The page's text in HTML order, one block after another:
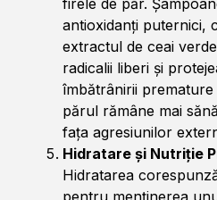
firele de păr.
antioxidanți puternici,
extractul de ceai
radicalii liberi și
îmbătrânirii
părul rămâne mai
fața agresiunilor
Hidratare și Nutriție
Hidratarea